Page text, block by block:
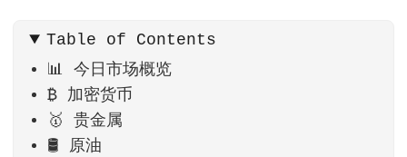
Table of Contents
📊 今日市场概览
₿ 加密货币
🥇 贵金属
🛢️ 原油